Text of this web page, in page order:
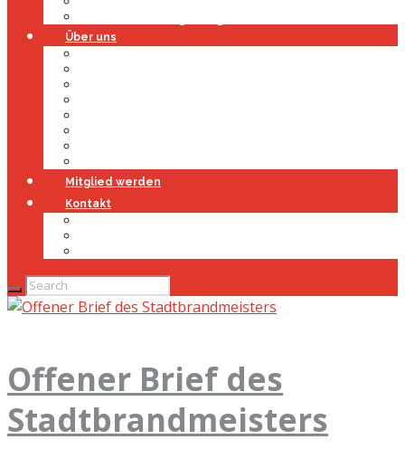
Über uns
Mitglied werden
Kontakt
Offener Brief des
Stadtbrandmeisters